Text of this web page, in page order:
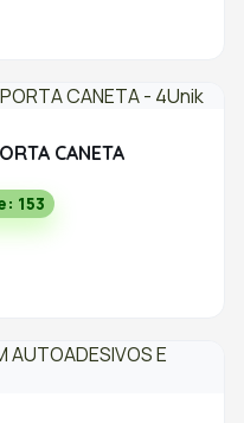
CANETA
153